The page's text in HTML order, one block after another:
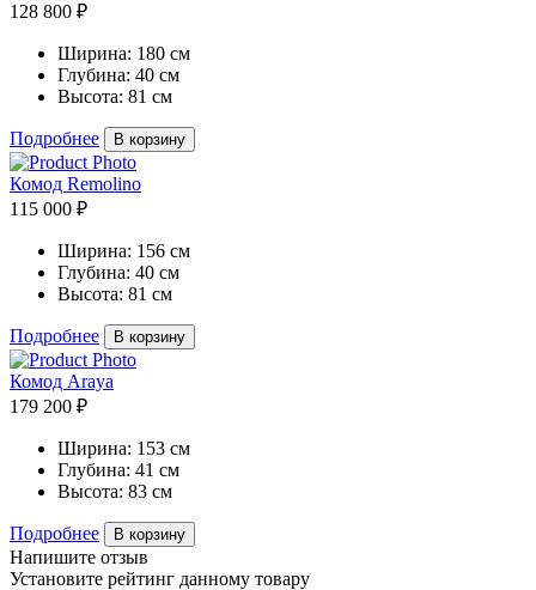
128 800 ₽
Ширина: 180 см
Глубина: 40 см
Высота: 81 см
Подробнее В корзину
Комод Remolino
115 000 ₽
Ширина: 156 см
Глубина: 40 см
Высота: 81 см
Подробнее В корзину
Комод Araya
179 200 ₽
Ширина: 153 см
Глубина: 41 см
Высота: 83 см
Подробнее В корзину
Напишите отзыв
Установите рейтинг данному товару